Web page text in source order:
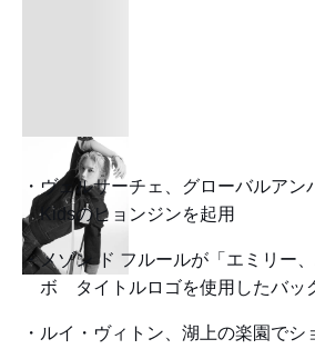
ヴェルサーチェ、グローバルアン
Kidsのヒョンジンを起用
メゾン ド フルールが「エミリー
ボ タイトルロゴを使用したバッ
ルイ・ヴィトン、湖上の楽園で